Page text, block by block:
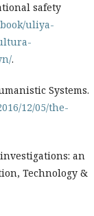
safety
uliya-
.
Systems.
12/05/the-
an
Technology &